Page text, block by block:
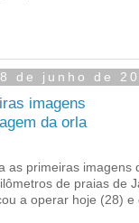
de junho de
imagens
da orla
as primeiras imagens
de praias de
a operar hoje (28) e